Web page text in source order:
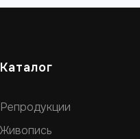
Каталог
Репродукции
Живопись